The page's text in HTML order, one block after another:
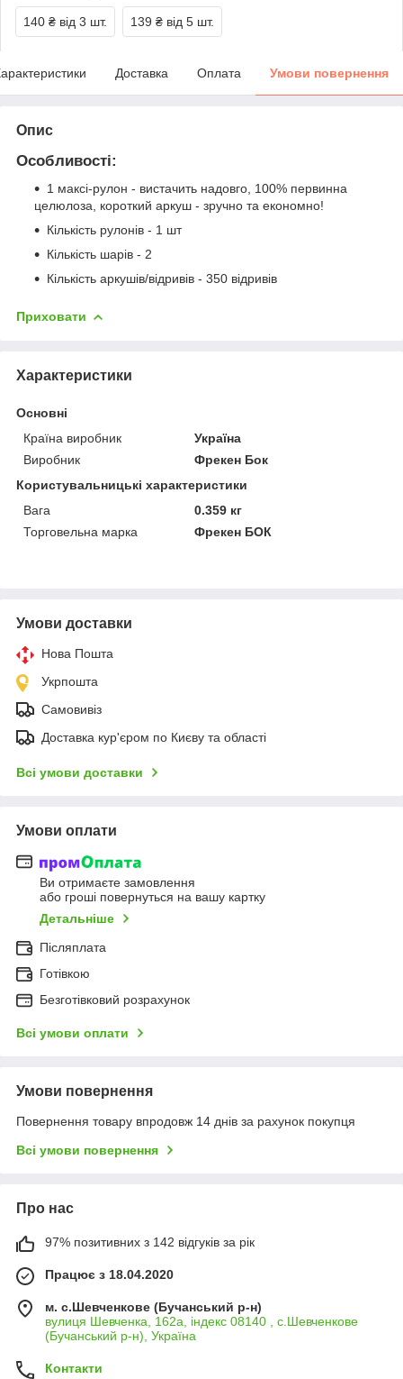
140 ₴ від 3 шт. 139 ₴ від 5 шт.
Доставка Оплата Умови повернення
Опис
Особливості:
1 максі-рулон - вистачить надовго, 100% первинна
целюлоза, короткий аркуш - зручно та економно!
Кількість рулонів - 1 шт
Кількість шарів - 2
Кількість аркушів/відривів - 350 відривів
Приховати
Характеристики
Основні
Країна виробник
Україна
Виробник
Фрекен Бок
Користувальницькі характеристики
Вага
0.359 кг
Торговельна марка
Фрекен БОК
Умови доставки
Нова Пошта
Укрпошта
Самовивіз
Доставка кур'єром по Києву та області
Всі умови доставки
Умови оплати
Ви отримаєте замовлення
або гроші повернуться на вашу картку
Детальніше
Післяплата
Готівкою
Безготівковий розрахунок
Всі умови оплати
Умови повернення
Повернення товару впродовж 14 днів за рахунок покупця
Всі умови повернення
Про нас
97% позитивних з 142 відгуків за рік
Працює з 18.04.2020
м. с.Шевченкове (Бучанський р-н)
вулиця Шевченка, 162а, індекс 08140 , с.Шевченкове
(Бучанський р-н), Україна
Контакти